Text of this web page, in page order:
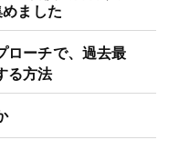
ました
ーチで、過去最
る方法